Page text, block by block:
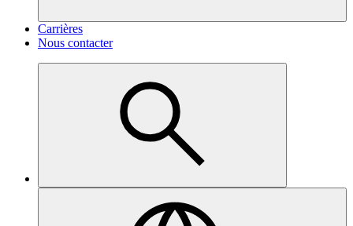
Carrières
Nous contacter